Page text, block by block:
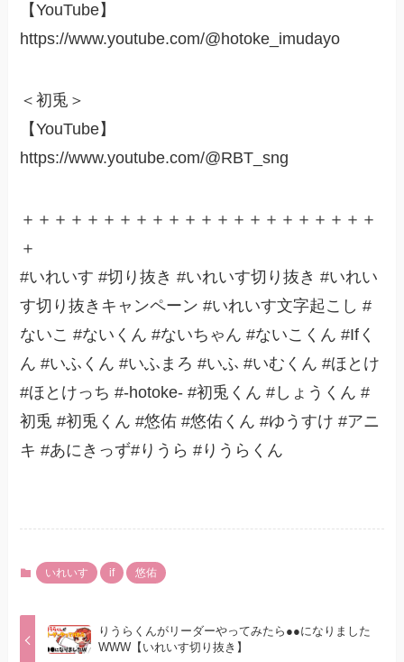
【YouTube】
https://www.youtube.com/@hotoke_imudayo
＜初兎＞
【YouTube】
https://www.youtube.com/@RBT_sng
＋＋＋＋＋＋＋＋＋＋＋＋＋＋＋＋＋＋＋＋＋＋
＋
#いれいす #切り抜き #いれいす切り抜き #いれい
す切り抜きキャンペーン #いれいす文字起こし #
ないこ #ないくん #ないちゃん #ないこくん #Ifく
ん #いふくん #いふまろ #いふ #いむくん #ほとけ
#ほとけっち #-hotoke- #初兎くん #しょうくん #
初兎 #初兎くん #悠佑 #悠佑くん #ゆうすけ #アニ
キ #あにきっず#りうら #りうらくん
いれいす if 悠佑
りうらくんがリーダーやってみたら●●になりました
WWW【いれいす切り抜き】